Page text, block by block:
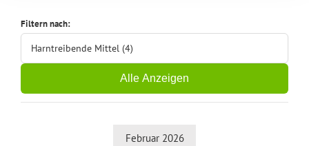
Filtern nach:
Harntreibende Mittel (4)
Alle Anzeigen
Februar 2026